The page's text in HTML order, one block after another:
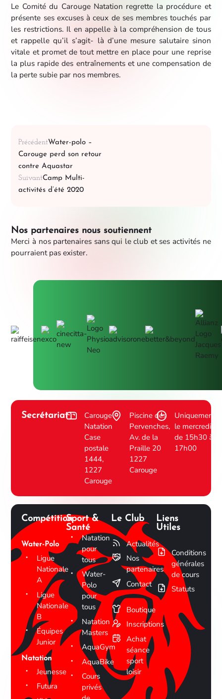
Le Comité du Carouge Natation regrette la procédure et
présente ses excuses à ceux de ses membres touchés par
les restrictions. Il en appelle à la compréhension de tous
et rappelle qu’il s’agit- là d’une mesure salutaire sinon
vitale et promet de tout mettre en place pour une reprise
la plus rapide des entraînements et une compensation de
la perte subie par nos membres.
PrécédentWater-polo –
Carouge perd son retour
contre Aquastar
SuivantCamp Multi-
activités d’été 2020
Nos partenaires nous soutiennent
Merci à nos partenaires sans qui le club et ses activités ne
pourraient pas exister.
Secrétariat
Carouge
Natation
Case
postale
1444,
1227
Carouge
Piscine des
Pervenches,
Av. de la
Praille 20
1227
Carouge
Uniquement
le mercredi
de 15h30 à
17h00
Compétition
Water-Polo
Ligue
Nationale
A
Ligue
Nationale
B
Équipes
Junior
Natation
Jeunesse
Futura
Sport &
Santé
Natation
pour
tous
Water-
Polo
pour
tous
Natation
Masters
AquaGym
AquaBike
Cours
privés
Le Club
Actualités
Nos
partenaires
Contact
Boutique
Inscriptions
Achat
séance
sport
loisir
Liens
Utiles
Conditions
générales
de cours
Statuts